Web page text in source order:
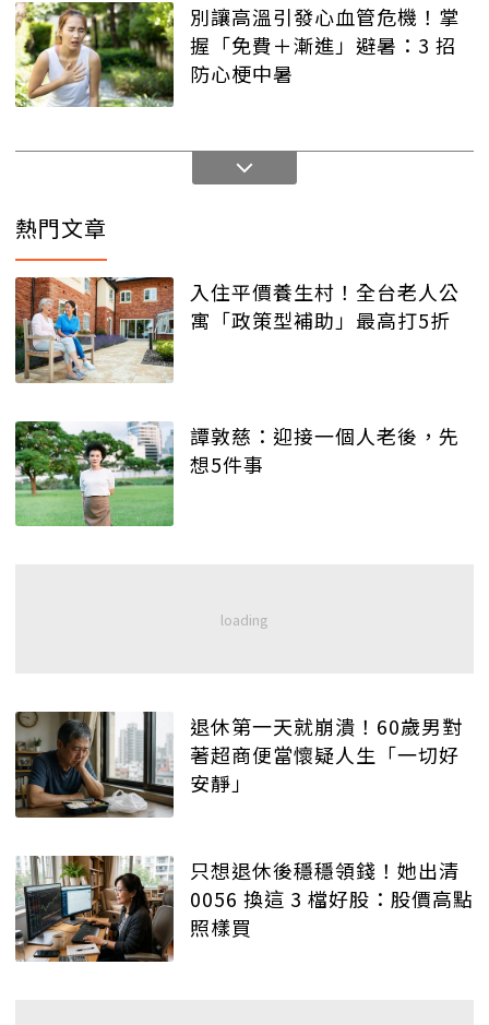
別讓高溫引發心血管危機！掌
握「免費＋漸進」避暑：3 招
防心梗中暑
熱門文章
入住平價養生村！全台老人公
寓「政策型補助」最高打5折
譚敦慈：迎接一個人老後，先
想5件事
退休第一天就崩潰！60歲男對
著超商便當懷疑人生「一切好
安靜」
只想退休後穩穩領錢！她出清
0056 換這 3 檔好股：股價高點
照樣買